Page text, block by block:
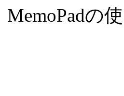
MemoPadの